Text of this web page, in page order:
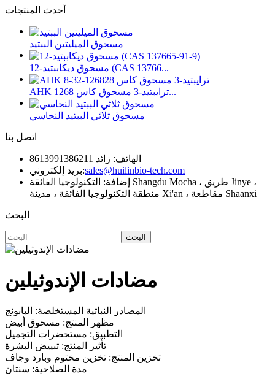
أحدث المنتجات
مسحوق الميليتين الببتيد
مسحوق ديكاببتيد-12 (CAS 13766...
AHK ترايبتيد-3 مسحوق كاس 1268...
مسحوق ثلاثي الببتيد النحاسي
اتصل بنا
الهاتف: زائد 8613991386211
بريد إلكتروني:sales@huilinbio-tech.com
إضافة: التكنولوجيا الفائقة Shangdu Mocha ، طريق Jinye ،
منطقة التكنولوجيا الفائقة ، مدينة Xi'an ، مقاطعة Shaanxi
البحث
البحث
مضادات الإندوثيلين
المصادر النباتية المستخلصة: البابونج
مظهر المنتج: مسحوق أبيض
التطبيق: مستحضرات التجميل
تأثير المنتج: تبييض البشرة
تخزين المنتج: تخزين مختوم وبارد وجاف
مدة الصلاحية: سنتان